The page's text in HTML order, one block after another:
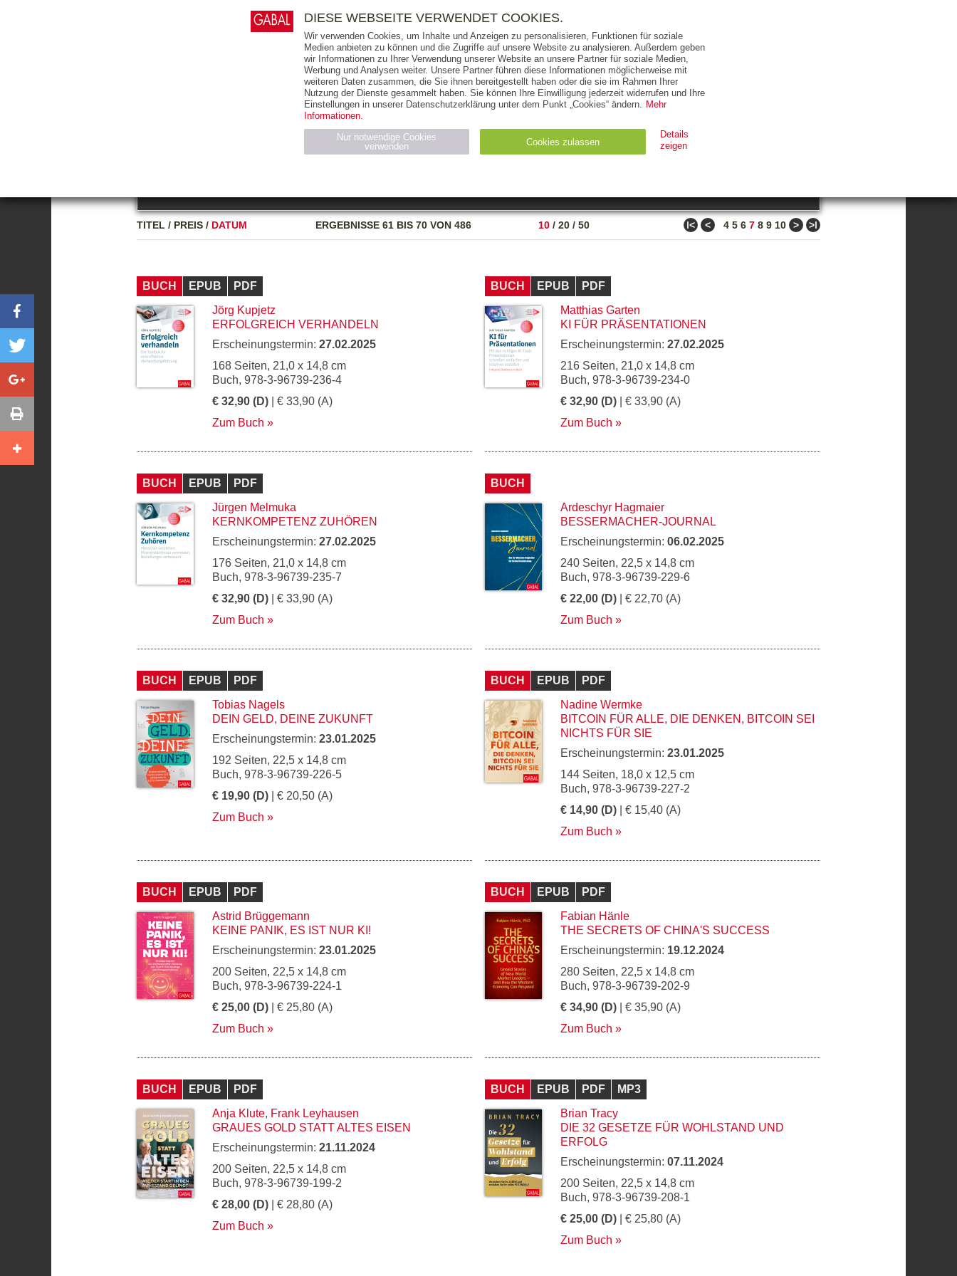
AUSGABEART AUS DER REIHE ZUM THEMA
TITEL / PREIS / DATUM ERGEBNISSE61 BIS 70 VON 486 10 / 20 / 50 ǀ< < 4 5 6 7 8 9 10 > >ǀ
BUCH EPUB
PDF
Jörg Kupjetz
ERFOLGREICH VERHANDELN
Erscheinungstermin: 27.02.2025
168 Seiten, 21,0 x 14,8 cm
Buch, 978-3-96739-236-4
€ 32,90 (D) | € 33,90 (A)
Zum Buch
BUCH EPUB
PDF
Matthias Garten
KI FÜR PRÄSENTATIONEN
Erscheinungstermin: 27.02.2025
216 Seiten, 21,0 x 14,8 cm
Buch, 978-3-96739-234-0
€ 32,90 (D) | € 33,90 (A)
Zum Buch
BUCH EPUB
PDF
Jürgen Melmuka
KERNKOMPETENZ ZUHÖREN
Erscheinungstermin: 27.02.2025
176 Seiten, 21,0 x 14,8 cm
Buch, 978-3-96739-235-7
€ 32,90 (D) | € 33,90 (A)
Zum Buch
BUCH
Ardeschyr Hagmaier
BESSERMACHER-JOURNAL
Erscheinungstermin: 06.02.2025
240 Seiten, 22,5 x 14,8 cm
Buch, 978-3-96739-229-6
€ 22,00 (D) | € 22,70 (A)
Zum Buch
BUCH EPUB
PDF
Tobias Nagels
DEIN GELD, DEINE ZUKUNFT
Erscheinungstermin: 23.01.2025
192 Seiten, 22,5 x 14,8 cm
Buch, 978-3-96739-226-5
€ 19,90 (D) | € 20,50 (A)
Zum Buch
BUCH EPUB
PDF
Nadine Wermke
BITCOIN FÜR ALLE, DIE DENKEN, BITCOIN SEI
NICHTS FÜR SIE
Erscheinungstermin: 23.01.2025
144 Seiten, 18,0 x 12,5 cm
Buch, 978-3-96739-227-2
€ 14,90 (D) | € 15,40 (A)
Zum Buch
BUCH EPUB
PDF
Astrid Brüggemann
KEINE PANIK, ES IST NUR KI!
Erscheinungstermin: 23.01.2025
200 Seiten, 22,5 x 14,8 cm
Buch, 978-3-96739-224-1
€ 25,00 (D) | € 25,80 (A)
Zum Buch
BUCH EPUB
PDF
Fabian Hänle
THE SECRETS OF CHINA'S SUCCESS
Erscheinungstermin: 19.12.2024
280 Seiten, 22,5 x 14,8 cm
Buch, 978-3-96739-202-9
€ 34,90 (D) | € 35,90 (A)
Zum Buch
BUCH EPUB
PDF
Anja Klute, Frank Leyhausen
GRAUES GOLD STATT ALTES EISEN
Erscheinungstermin: 21.11.2024
200 Seiten, 22,5 x 14,8 cm
Buch, 978-3-96739-199-2
€ 28,00 (D) | € 28,80 (A)
Zum Buch
BUCH EPUB PDF
MP3
Brian Tracy
DIE 32 GESETZE FÜR WOHLSTAND UND
ERFOLG
Erscheinungstermin: 07.11.2024
200 Seiten, 22,5 x 14,8 cm
Buch, 978-3-96739-208-1
€ 25,00 (D) | € 25,80 (A)
Zum Buch
E-BOOKS AUDIO-CDS MP3 NON-BOOKS
THEMEN AUTOREN VERLAG
RIGHTS PRESSE HANDEL FÜR UNTERNEHMEN
DIESE WEBSEITE VERWENDET COOKIES.
Wir verwenden Cookies, um Inhalte und Anzeigen zu personalisieren, Funktionen für soziale
Medien anbieten zu können und die Zugriffe auf unsere Website zu analysieren. Außerdem geben
wir Informationen zu Ihrer Verwendung unserer Website an unsere Partner für soziale Medien,
Werbung und Analysen weiter. Unsere Partner führen diese Informationen möglicherweise mit
weiteren Daten zusammen, die Sie ihnen bereitgestellt haben oder die sie im Rahmen Ihrer
Nutzung der Dienste gesammelt haben. Sie können Ihre Einwilligung jederzeit widerrufen und Ihre
Einstellungen in unserer Datenschutzerklärung unter dem Punkt „Cookies“ ändern. Mehr
Informationen.
Nur notwendige Cookies
verwenden
Cookies zulassen
Details
zeigen
Name Anbieter Zweck Ablauf
Typ
CMS_SESSION_ID
gabal-
Wird für die Speicherung der Benutzer-Session verwendet HTTP